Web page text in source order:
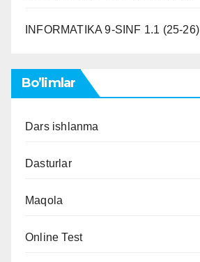
INFORMATIKA 9-SINF 1.1 (25-26)
Bo’limlar
Dars ishlanma
Dasturlar
Maqola
Online Test